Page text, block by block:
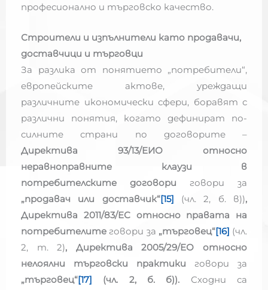
професионално и търговско качество.
Строители и изпълнители като продавачи,
доставчици и търговци
За разлика от понятието „потребители“,
европейските актове, уреждащи
различните икономически сфери, боравят с
различни понятия, когато дефинират по-
силните страни по договорите –
Директива 93/13/ЕИО относно
неравноправните клаузи в
потребителските договори говори за
„продавач или доставчик“[15] (чл. 2, б. в)),
Директива 2011/83/ЕС относно правата на
потребителите говори за „търговец“[16] (чл.
2, т. 2), Директива 2005/29/ЕО относно
нелоялни търговски практики говори за
„търговец“[17] (чл. 2, б. б)). Сходни са